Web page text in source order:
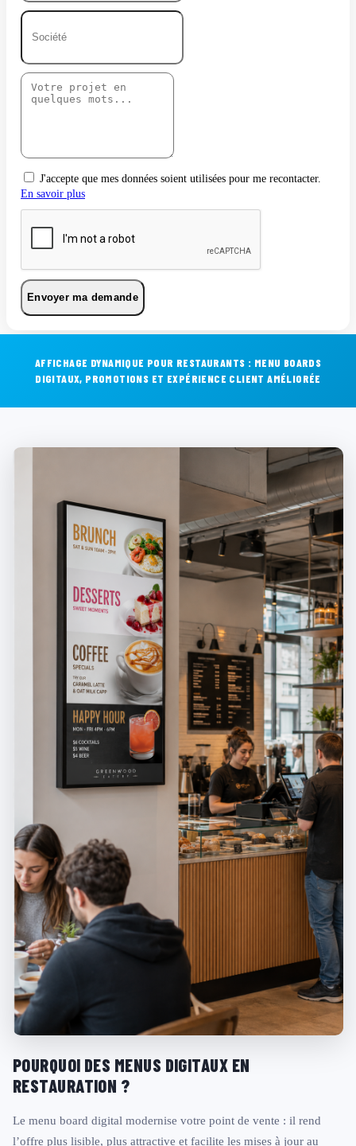
J'accepte que mes données soient utilisées pour me recontacter.
En savoir plus
Envoyer ma demande
AFFICHAGE DYNAMIQUE POUR RESTAURANTS : MENU BOARDS
DIGITAUX, PROMOTIONS ET EXPÉRIENCE CLIENT AMÉLIORÉE
POURQUOI DES MENUS DIGITAUX EN
RESTAURATION ?
Le menu board digital modernise votre point de vente : il rend
l’offre plus lisible, plus attractive et facilite les mises à jour au